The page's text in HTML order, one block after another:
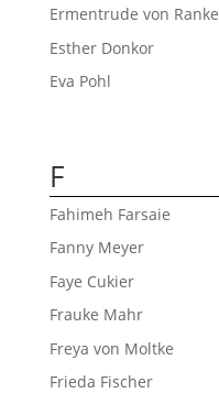
Ermentrude von Ranke
Esther Donkor
Eva Pohl
F
Fahimeh Farsaie
Fanny Meyer
Faye Cukier
Frauke Mahr
Freya von Moltke
Frieda Fischer